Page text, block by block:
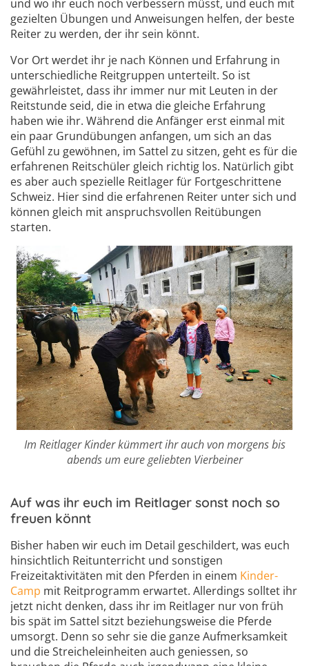
und wo ihr euch noch verbessern müsst, und euch mit
gezielten Übungen und Anweisungen helfen, der beste
Reiter zu werden, der ihr sein könnt.
Vor Ort werdet ihr je nach Können und Erfahrung in
unterschiedliche Reitgruppen unterteilt. So ist
gewährleistet, dass ihr immer nur mit Leuten in der
Reitstunde seid, die in etwa die gleiche Erfahrung
haben wie ihr. Während die Anfänger erst einmal mit
ein paar Grundübungen anfangen, um sich an das
Gefühl zu gewöhnen, im Sattel zu sitzen, geht es für die
erfahrenen Reitschüler gleich richtig los. Natürlich gibt
es aber auch spezielle Reitlager für Fortgeschrittene
Schweiz. Hier sind die erfahrenen Reiter unter sich und
können gleich mit anspruchsvollen Reitübungen
starten.
Im Reitlager Kinder kümmert ihr auch von morgens bis
abends um eure geliebten Vierbeiner
Auf was ihr euch im Reitlager sonst noch so
freuen könnt
Bisher haben wir euch im Detail geschildert, was euch
hinsichtlich Reitunterricht und sonstigen
Freizeitaktivitäten mit den Pferden in einem Kinder-
Camp mit Reitprogramm erwartet. Allerdings solltet ihr
jetzt nicht denken, dass ihr im Reitlager nur von früh
bis spät im Sattel sitzt beziehungsweise die Pferde
umsorgt. Denn so sehr sie die ganze Aufmerksamkeit
und die Streicheleinheiten auch geniessen, so